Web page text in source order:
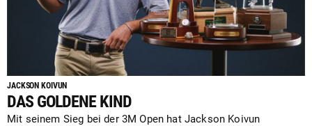
JACKSON KOIVUN
DAS GOLDENE KIND
Mit seinem Sieg bei der 3M Open hat Jackson Koivun